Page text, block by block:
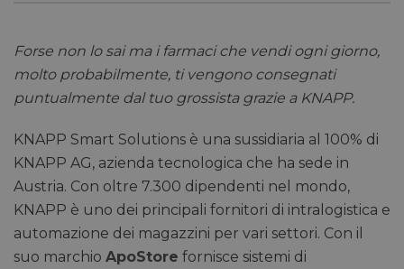
Forse non lo sai ma i farmaci che vendi ogni giorno,
molto probabilmente, ti vengono consegnati
puntualmente dal tuo grossista grazie a KNAPP.
KNAPP Smart Solutions è una sussidiaria al 100% di
KNAPP AG, azienda tecnologica che ha sede in
Austria. Con oltre 7.300 dipendenti nel mondo,
KNAPP è uno dei principali fornitori di intralogistica e
automazione dei magazzini per vari settori. Con il
suo marchio ApoStore fornisce sistemi di